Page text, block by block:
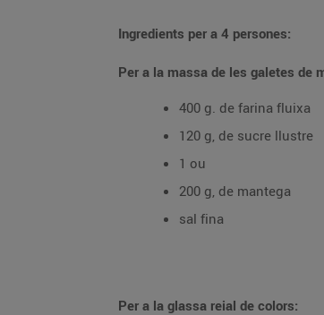
Ingredients per a 4 persones:
Per a la massa de les galetes de
400 g. de farina fluixa
120 g, de sucre llustre
1 ou
200 g, de mantega
sal fina
Per a la glassa reial de colors: